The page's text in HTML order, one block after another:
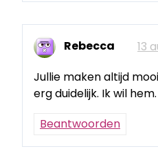
Rebecca
13
Jullie maken altijd
erg duidelijk. Ik wil hem.
Beantwoorden